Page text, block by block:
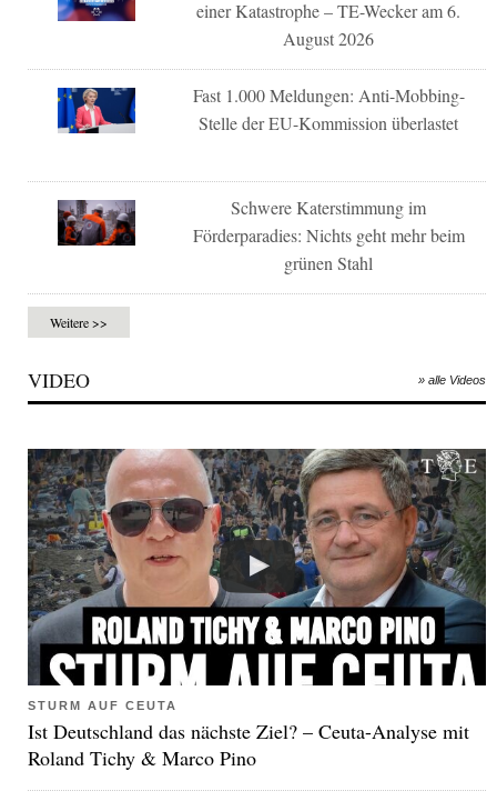
einer Katastrophe – TE-Wecker am 6.
August 2026
Fast 1.000 Meldungen: Anti-Mobbing-
Stelle der EU-Kommission überlastet
Schwere Katerstimmung im
Förderparadies: Nichts geht mehr beim
grünen Stahl
Weitere >>
VIDEO » alle Videos
STURM AUF CEUTA
Ist Deutschland das nächste Ziel? – Ceuta-Analyse mit
Roland Tichy & Marco Pino